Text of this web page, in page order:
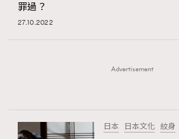
罪過？
27.10.2022
Advertisement
日本 日本文化 紋身